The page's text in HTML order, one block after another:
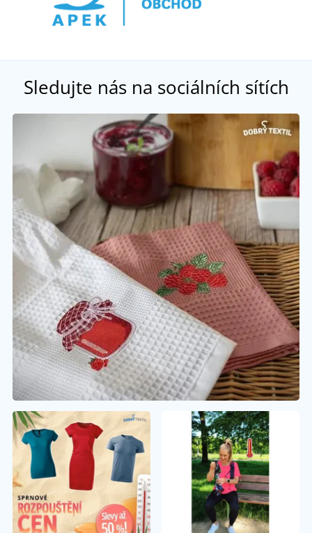
Sledujte nás na sociálních sítích